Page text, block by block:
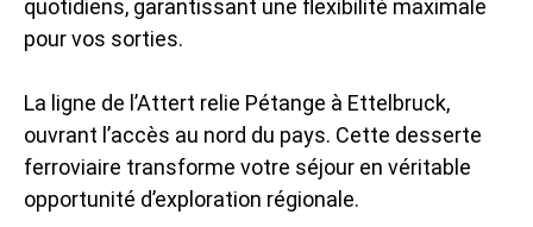
quotidiens, garantissant une flexibilité maximale
pour vos sorties.
La ligne de l’Attert relie Pétange à Ettelbruck,
ouvrant l’accès au nord du pays. Cette desserte
ferroviaire transforme votre séjour en véritable
opportunité d’exploration régionale.